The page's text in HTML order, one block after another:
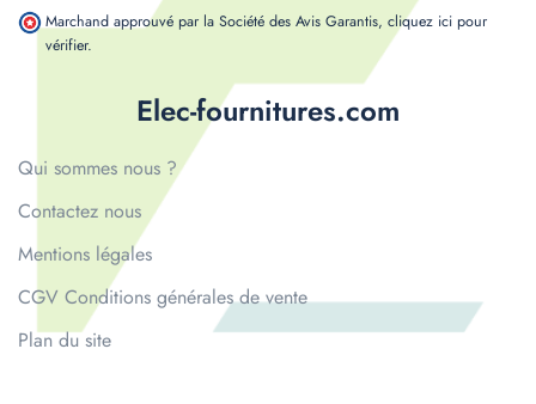
Elec-fournitures.com
Qui sommes nous ?
Contactez nous
Mentions légales
CGV Conditions générales de vente
Plan du site
Marchand approuvé par la Société des Avis Garantis, cliquez ici pour
vérifier.